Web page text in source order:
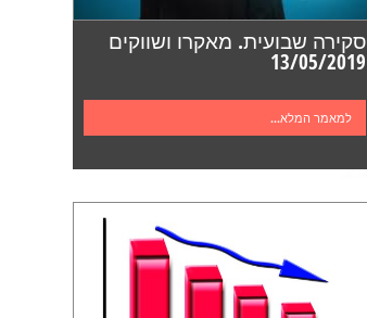
סקירה שבועית. מאקרו ושווקים
13/05/2019
למאמר המלא...